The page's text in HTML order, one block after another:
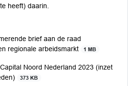
heeft) daarin.
brief aan de raad
regionale arbeidsmarkt
1 MB
Noord Nederland 2023 (inzet
373 KB